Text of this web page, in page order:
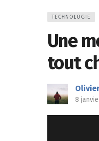
TECHNOLOGIE
Une
tout
8